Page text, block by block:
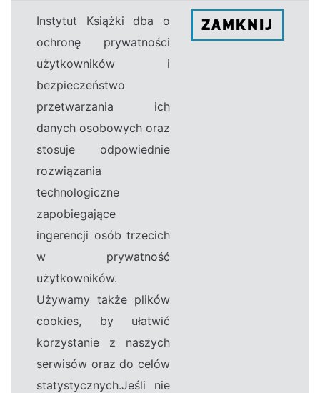
Instytut Książki dba o
ochronę prywatności
użytkowników i
bezpieczeństwo
przetwarzania ich
danych osobowych oraz
stosuje odpowiednie
rozwiązania
technologiczne
zapobiegające
ingerencji osób trzecich
w prywatność
użytkowników.
Używamy także plików
cookies, by ułatwić
korzystanie z naszych
serwisów oraz do celów
statystycznych.Jeśli nie
ZAMKNIJ